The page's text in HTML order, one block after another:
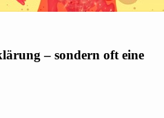
– sondern oft eine